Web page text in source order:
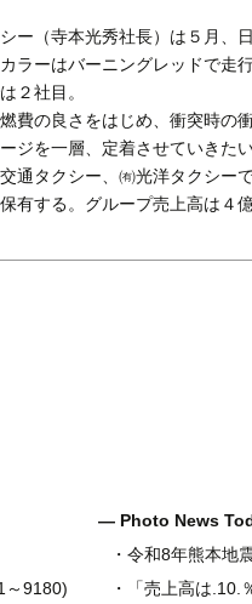
ー（寺本光秀社長）は５月、
ラーはバーニングレッドで
２社目。
費の良さをはじめ、衝突時
ジを一層、定着させていきた
通タクシー、㈲光洋タクシ
有する。グループ売上高は４
― Photo News
・令和8年熊本地
・
「売上高は.10.％増の
～9180)